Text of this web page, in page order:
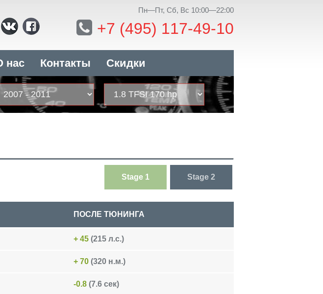
Пн—Пт, Сб, Вс 10:00—22:00
+7 (495) 117-49-10
нас Контакты Скидки
Stage 1 Stage 2
ПОСЛЕ ТЮНИНГА
+ 45 (215 л.с.)
+ 70 (320 н.м.)
-0.8 (7.6 сек)